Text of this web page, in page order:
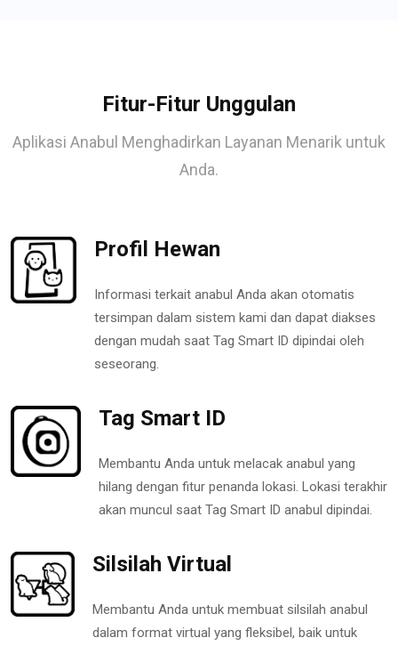
Fitur-Fitur Unggulan
Aplikasi Anabul Menghadirkan Layanan Menarik untuk
Anda.
Profil Hewan
Informasi terkait anabul Anda akan otomatis
tersimpan dalam sistem kami dan dapat diakses
dengan mudah saat Tag Smart ID dipindai oleh
seseorang.
Tag Smart ID
Membantu Anda untuk melacak anabul yang
hilang dengan fitur penanda lokasi. Lokasi terakhir
akan muncul saat Tag Smart ID anabul dipindai.
Silsilah Virtual
Membantu Anda untuk membuat silsilah anabul
dalam format virtual yang fleksibel, baik untuk